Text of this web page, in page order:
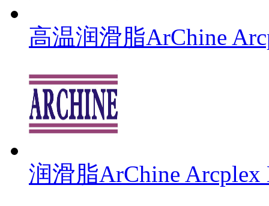
高温润滑脂ArChine
润滑脂ArChine Arcplex